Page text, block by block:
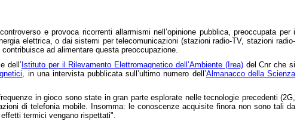
e provoca ricorrenti allarmismi nell’opinione pubblica, preoccupata per i
elettrica, o dai sistemi per telecomunicazioni (stazioni radio-TV, stazioni radio-
ad alimentare questa preoccupazione.
dell’ Istituto per il Rilevamento Elettromagnetico dell’Ambiente (Irea)del Cnr che si
, in una intervista pubblicata sull’ultimo numero dell’Almanacco della Scienza
in gioco sono state in gran parte esplorate nelle tecnologie precedenti (2G,
di telefonia mobile. Insomma: le conoscenze acquisite finora non sono tali da
termici vengano rispettati".